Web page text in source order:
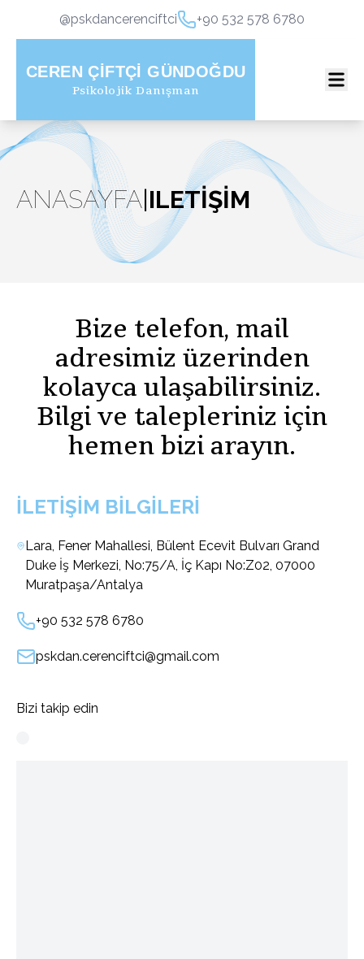
@pskdancerenciftci +90 532 578 6780
CEREN ÇIFTÇI GÜNDOĞDU
Psikolojik Danışman
ANASAYFA ILETIŞIM
Bize telefon, mail
adresimiz üzerinden
kolayca ulaşabilirsiniz.
Bilgi ve talepleriniz için
hemen bizi arayın.
İLETIŞIM BILGILERI
Lara, Fener Mahallesi, Bülent Ecevit Bulvarı Grand
Duke İş Merkezi, No:75/A, İç Kapı No:Z02, 07000
Muratpaşa/Antalya
+90 532 578 6780
pskdan.cerenciftci@gmail.com
Bizi takip edin